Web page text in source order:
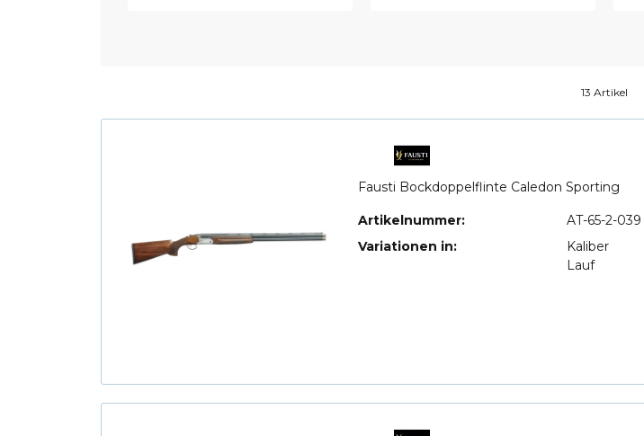
13 Artikel
Fausti Bockdoppelflinte Caledon Sporting
Artikelnummer:
AT-65-2-039
Variationen in:
Kaliber
Lauf